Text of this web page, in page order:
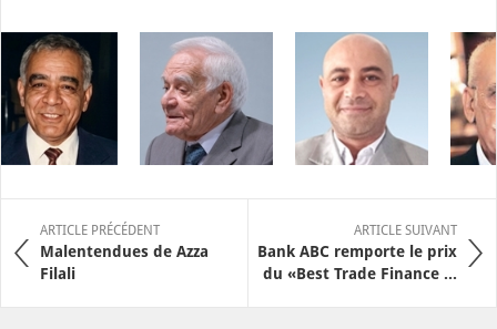
ARTICLE PRÉCÉDENT
Malentendues de Azza
Filali
ARTICLE SUIVANT
Bank ABC remporte le prix
du «Best Trade Finance ...